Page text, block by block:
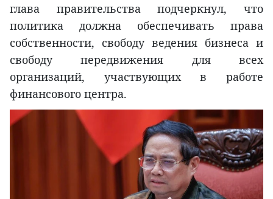
глава правительства подчеркнул, что
политика должна обеспечивать права
собственности, свободу ведения бизнеса и
свободу передвижения для всех
организаций, участвующих в работе
финансового центра.